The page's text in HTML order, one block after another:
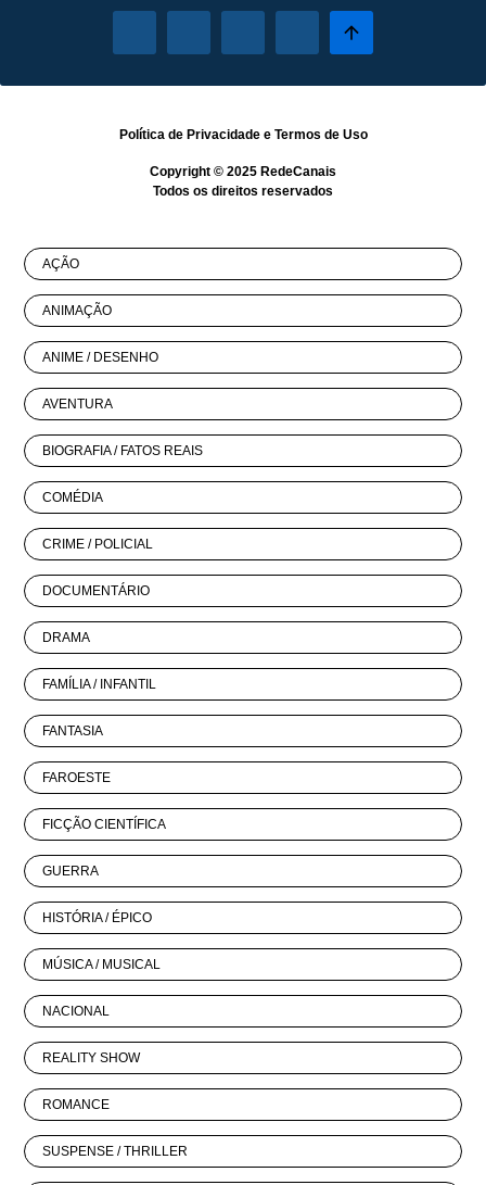
Política de Privacidadee Termos de Uso
Copyright © 2025 RedeCanais
Todos os direitos reservados
AÇÃO
ANIMAÇÃO
ANIME / DESENHO
AVENTURA
BIOGRAFIA / FATOS REAIS
COMÉDIA
CRIME / POLICIAL
DOCUMENTÁRIO
DRAMA
FAMÍLIA / INFANTIL
FANTASIA
FAROESTE
FICÇÃO CIENTÍFICA
GUERRA
HISTÓRIA / ÉPICO
MÚSICA / MUSICAL
NACIONAL
REALITY SHOW
ROMANCE
SUSPENSE / THRILLER